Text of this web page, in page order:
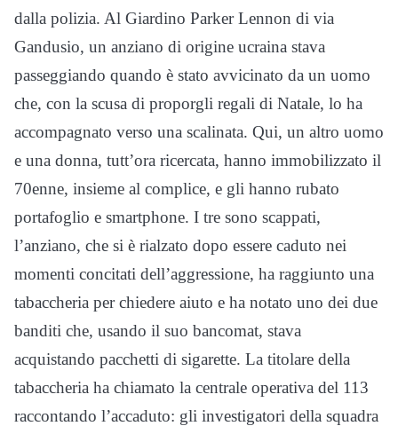
dalla polizia. Al Giardino Parker Lennon di via
Gandusio, un anziano di origine ucraina stava
passeggiando quando è stato avvicinato da un uomo
che, con la scusa di proporgli regali di Natale, lo ha
accompagnato verso una scalinata. Qui, un altro uomo
e una donna, tutt’ora ricercata, hanno immobilizzato il
70enne, insieme al complice, e gli hanno rubato
portafoglio e smartphone. I tre sono scappati,
l’anziano, che si è rialzato dopo essere caduto nei
momenti concitati dell’aggressione, ha raggiunto una
tabaccheria per chiedere aiuto e ha notato uno dei due
banditi che, usando il suo bancomat, stava
acquistando pacchetti di sigarette. La titolare della
tabaccheria ha chiamato la centrale operativa del 113
raccontando l’accaduto: gli investigatori della squadra